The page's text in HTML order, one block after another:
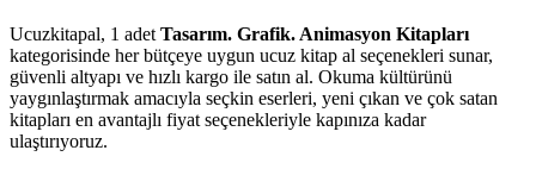
Ucuzkitapal, 1 adet Tasarım. Grafik. Animasyon Kitapları
kategorisinde her bütçeye uygun ucuz kitap al seçenekleri sunar,
güvenli altyapı ve hızlı kargo ile satın al. Okuma kültürünü
yaygınlaştırmak amacıyla seçkin eserleri, yeni çıkan ve çok satan
kitapları en avantajlı fiyat seçenekleriyle kapınıza kadar
ulaştırıyoruz.